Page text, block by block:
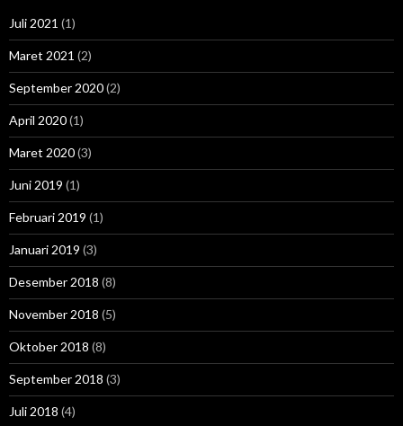
Juli 2021 (1)
Maret 2021 (2)
September 2020(2)
April 2020(1)
Maret 2020(3)
Juni 2019 (1)
Februari 2019 (1)
Januari 2019 (3)
Desember 2018 (8)
November 2018 (5)
Oktober 2018 (8)
September 2018 (3)
Juli 2018 (4)